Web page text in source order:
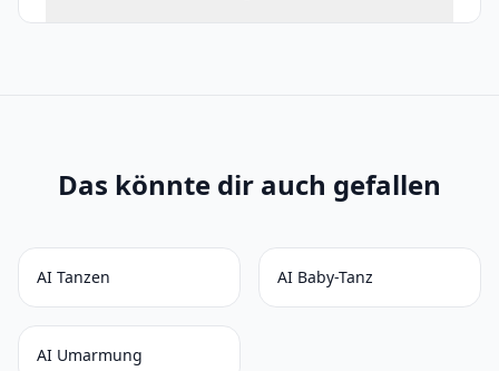
Das könnte dir auch gefallen
AI Tanzen AI Baby-Tanz
AI Umarmung